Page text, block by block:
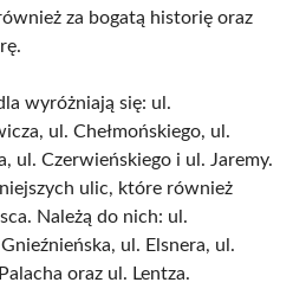
za bogatą historię oraz
wyróżniają się: ul.
ul. Chełmońskiego, ul.
ul. Czerwieńskiego i ul. Jaremy.
ulic, które również
Należą do nich: ul.
ul. Elsnera, ul.
oraz ul. Lentza.